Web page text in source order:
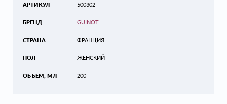
АРТИКУЛ
БРЕНД
СТРАНА
ПОЛ
ОБЪЕМ, МЛ
500302
GUINOT
ФРАНЦИЯ
ЖЕНСКИЙ
200